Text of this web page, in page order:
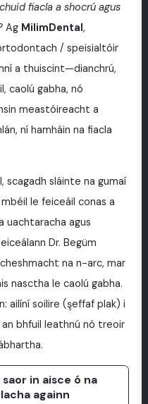
fiacla a shocrú agus
Ag MilimDental,
/ speisialtóir
a thuiscint—dianchrú,
caolú gabha, nó
meastóireacht a
ní hamháin na fiacla
scagadh sláinte na gumaí
le feiceáil conas a
uachtaracha agus
Dr. Begüm
na n-arc, mar
nasctha le caolú gabha.
ailíní soilire (şeffaf plak) i
bhfuil leathnú nó treoir
in aisce ó na
againn